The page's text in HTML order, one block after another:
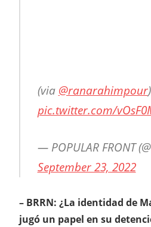
(via @ranarahimpour)
pic.twitter.com/
— POPULAR FRONT
September 23, 2022
– BRRN: ¿La identidad de
jugó un papel en su